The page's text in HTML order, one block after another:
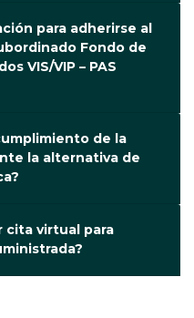
para adherirse al
Fondo de
VIS/VIP – PAS
de la
la alternativa de
cita virtual para